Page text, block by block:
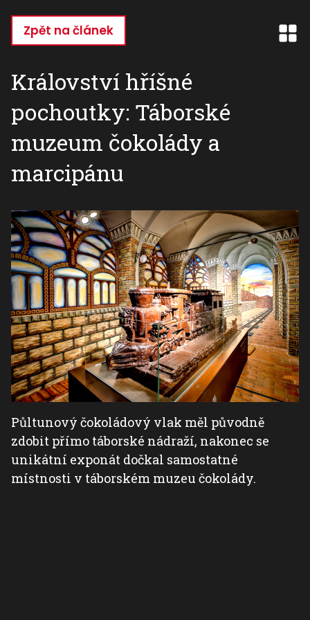
hlavnímu
Zpět na článek
Království hříšné
pochoutky: Táborské
muzeum čokolády a
marcipánu
Půltunový čokoládový vlak měl původně
zdobit přímo táborské nádraží, nakonec se
unikátní exponát dočkal samostatné
místnosti v táborském muzeu čokolády.